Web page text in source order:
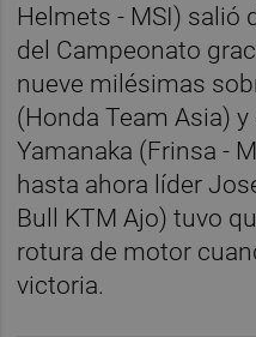
Helmets - MSI) salió
del Campeonato
nueve milésimas
(Honda Team Asia)
Yamanaka (Frinsa -
hasta ahora líder
Bull KTM Ajo) tuvo
rotura de motor
victoria.